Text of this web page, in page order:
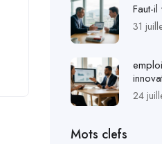
Faut-
31
24
Mots clefs